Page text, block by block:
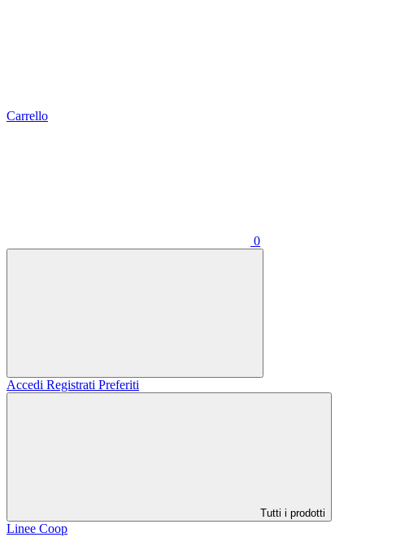
Carrello
0
Accedi Registrati Preferiti
Tutti i prodotti
Linee Coop